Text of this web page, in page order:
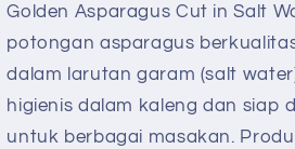
Praktis,
Lezat
&amp;
Siap
Masak
Praktis,
&amp;
Siap
Masak
Golden Asparagus Cut in Salt
potongan asparagus
dalam larutan garam (salt
higienis dalam kaleng dan siap
untuk berbagai masakan.